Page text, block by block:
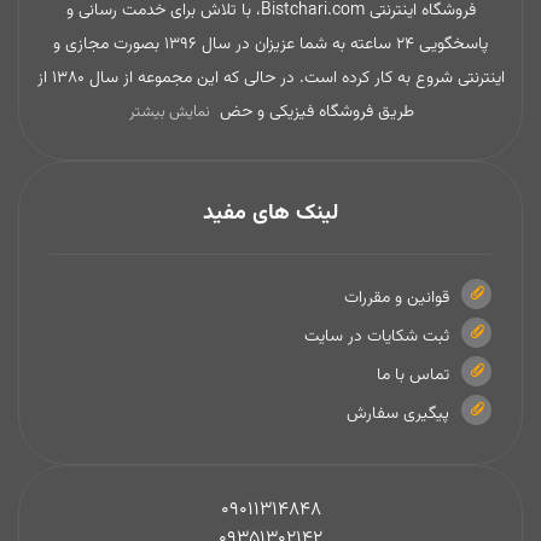
فروشگاه اینترنتی Bistchari.com، با تلاش برای خدمت رسانی و
پاسخگویی 24 ساعته به شما عزیزان در سال 1396 بصورت مجازی و
اینترنتی شروع به کار کرده است. در حالی که این مجموعه از سال 1380 از
طریق فروشگاه فیزیکی و حض نمایش بیشتر
لینک های مفید
قوانین و مقررات
ثبت شکایات در سایت
تماس با ما
پیگیری سفارش
09011314848